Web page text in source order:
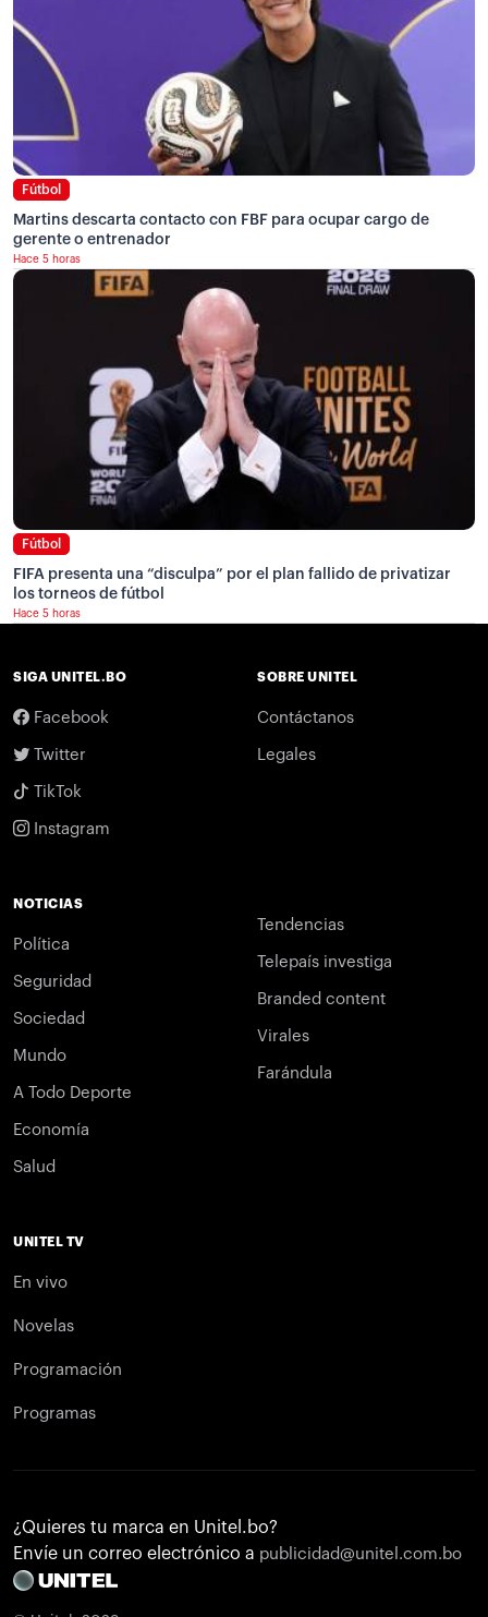
Fútbol
Martins descarta contacto con FBF para ocupar cargo de
gerente o entrenador
Hace 5 horas
Fútbol
FIFA presenta una “disculpa” por el plan fallido de privatizar
los torneos de fútbol
Hace 5 horas
SIGA UNITEL.BO
Facebook
Twitter
TikTok
Instagram
SOBRE UNITEL
Contáctanos
Legales
NOTICIAS
Política
Seguridad
Sociedad
Mundo
A Todo Deporte
Economía
Salud
Tendencias
Telepaís investiga
Branded content
Virales
Farándula
UNITEL TV
En vivo
Novelas
Programación
Programas
¿Quieres tu marca en Unitel.bo?
Envíe un correo electrónico a publicidad@unitel.com.bo